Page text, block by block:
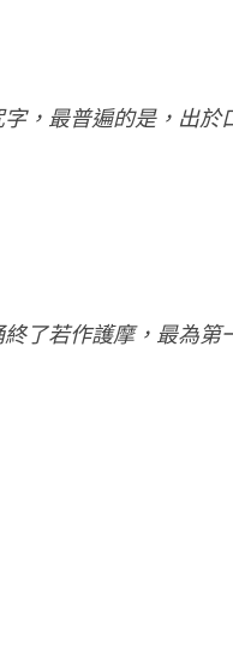
，最普遍的是，出於
了若作護摩，最為第